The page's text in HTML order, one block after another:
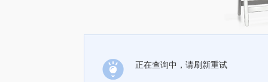
正在查询中，请刷新重试